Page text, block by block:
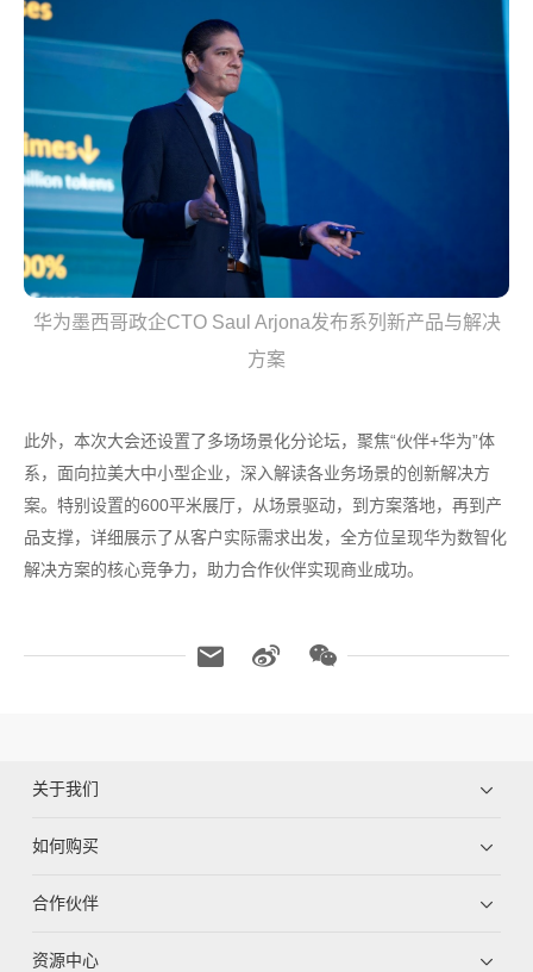
华为墨西哥政企CTO Saul Arjona发布系列新产品与解决
方案
此外，本次大会还设置了多场场景化分论坛，聚焦“伙伴+华为”体
系，面向拉美大中小型企业，深入解读各业务场景的创新解决方
案。特别设置的600平米展厅，从场景驱动，到方案落地，再到产
品支撑，详细展示了从客户实际需求出发，全方位呈现华为数智化
解决方案的核心竞争力，助力合作伙伴实现商业成功。
关于我们
如何购买
合作伙伴
资源中心